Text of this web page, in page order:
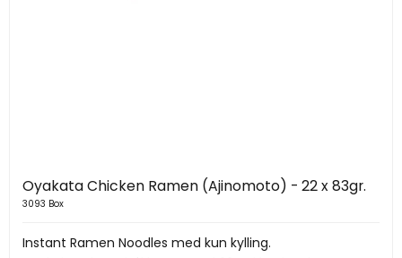
Oyakata Chicken Ramen (Ajinomoto) - 22 x 83gr.
3093 Box
Instant Ramen Noodles med kun kylling.